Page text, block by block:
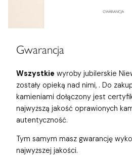
Gwarancja
Wszystkie wyroby jubilerskie
zostały opieką nad nimi, . Do
kamieniami dołączony jest
najwyższą jakość oprawionych
autentyczność.
Tym samym masz gwarancję
najwyższej jakości.